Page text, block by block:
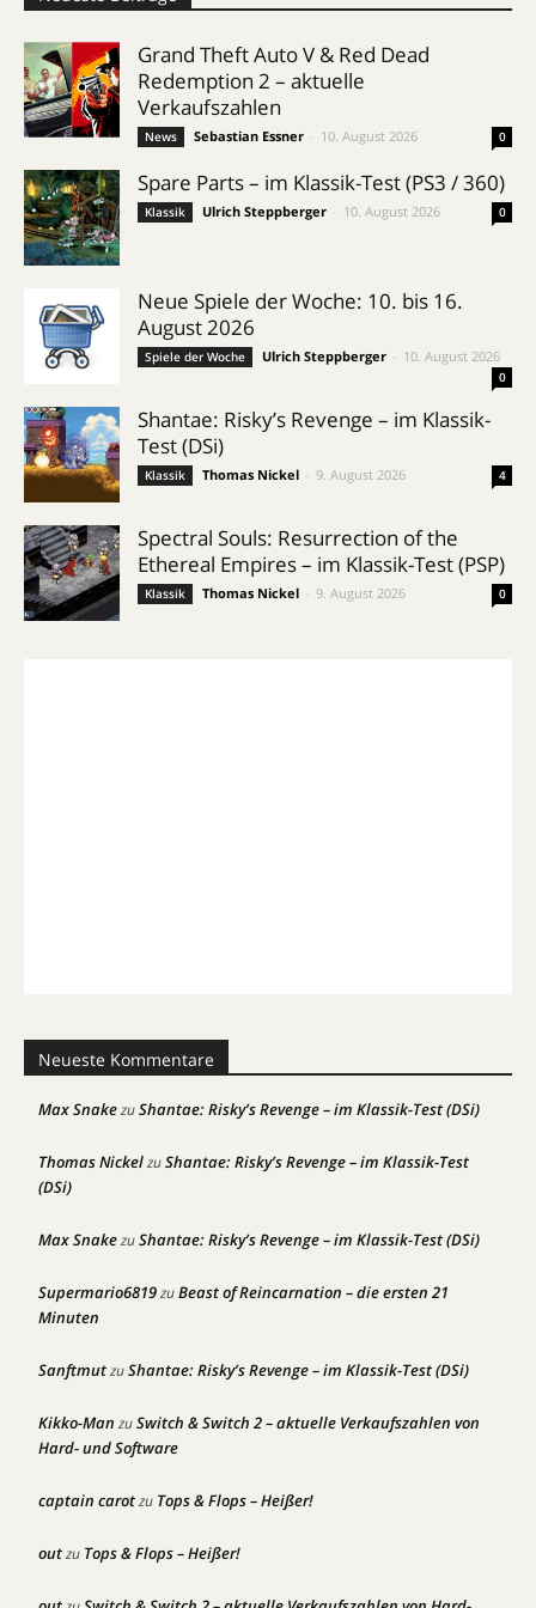
Grand Theft Auto V & Red Dead
Redemption 2 – aktuelle
Verkaufszahlen
News Sebastian Essner 10. August 2026 0
Spare Parts – im Klassik-Test (PS3 / 360)
Klassik Ulrich Steppberger 10. August 2026 0
Neue Spiele der Woche: 10. bis 16.
August 2026
Spiele der Woche Ulrich Steppberger 10. August 2026
0
Shantae: Risky’s Revenge – im Klassik-
Test (DSi)
Klassik Thomas Nickel 9. August 2026 4
Spectral Souls: Resurrection of the
Ethereal Empires – im Klassik-Test (PSP)
Klassik Thomas Nickel 9. August 2026 0
Neueste Kommentare
Max SnakezuShantae: Risky’s Revenge – im Klassik-Test (DSi)
Thomas NickelzuShantae: Risky’s Revenge – im Klassik-Test
(DSi)
Max SnakezuShantae: Risky’s Revenge – im Klassik-Test (DSi)
Supermario6819zuBeast of Reincarnation – die ersten 21
Minuten
SanftmutzuShantae: Risky’s Revenge – im Klassik-Test (DSi)
Kikko-Man zuSwitch & Switch 2 – aktuelle Verkaufszahlen von
Hard- und Software
captain carotzu Tops & Flops – Heißer!
outzu Tops & Flops – Heißer!